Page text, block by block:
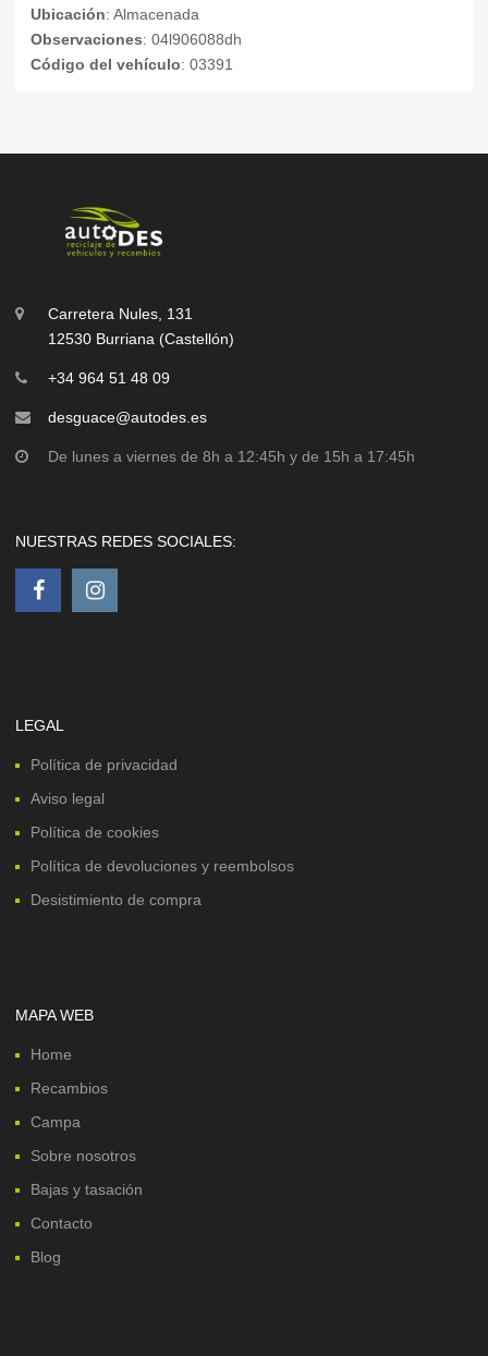
Ubicación: Almacenada
Observaciones: 04l906088dh
Código del vehículo: 03391
Carretera Nules, 131
12530 Burriana (Castellón)
+34 964 51 48 09
desguace@autodes.es
De lunes a viernes de 8h a 12:45h y de 15h a 17:45h
NUESTRAS REDES SOCIALES:
LEGAL
Política de privacidad
Aviso legal
Política de cookies
Política de devoluciones y reembolsos
Desistimiento de compra
MAPA WEB
Home
Recambios
Campa
Sobre nosotros
Bajas y tasación
Contacto
Blog